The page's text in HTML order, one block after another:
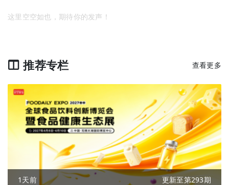
这里空空如也，期待你的发声！
推荐专栏 查看更多
1天前 更新至第293期